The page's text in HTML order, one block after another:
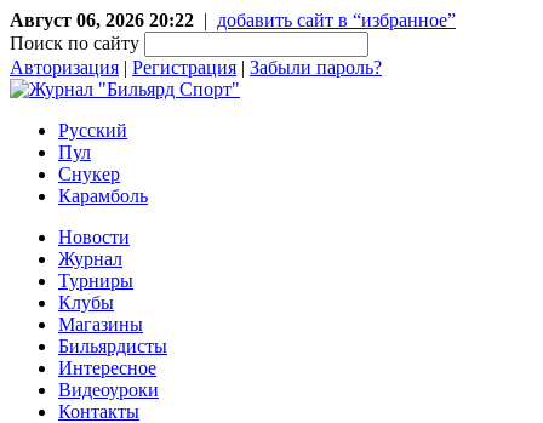
Август 06, 2026 20:22 | добавить сайт в “избранное”
Поиск по сайту
Авторизация | Регистрация | Забыли пароль?
Русский
Пул
Снукер
Карамболь
Новости
Журнал
Турниры
Клубы
Магазины
Бильярдисты
Интересное
Видеоуроки
Контакты